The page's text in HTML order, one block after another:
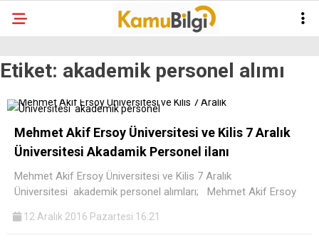
Etiket: akademik personel alımı
Mehmet Akif Ersoy Üniversitesi ve Kilis 7 Aralık
Üniversitesi Akadamik Personel ilanı
Mehmet Akif Ersoy Üniversitesi ve Kilis 7 Aralık
Üniversitesi akademik personel alımları; Mehmet Akif Ersoy
12 Aralık 2016 Pazartesi 16:21